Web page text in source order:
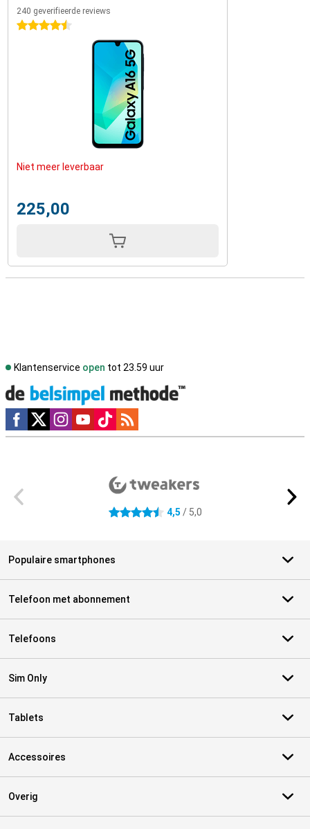
240 geverifieerde reviews
4.5 sterren
Niet meer leverbaar
225,00
Klantenservice open tot 23.59 uur
Social media
4.5 sterren 4,5 / 5,0
Populaire smartphones
Telefoon met abonnement
Telefoons
Sim Only
Tablets
Accessoires
Overig